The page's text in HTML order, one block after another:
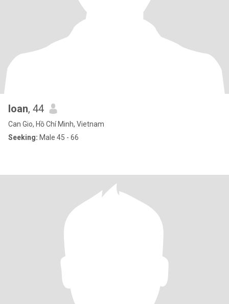
loan, 44
Can Gio, Hồ Chí Minh, Vietnam
Seeking: Male 45 - 66